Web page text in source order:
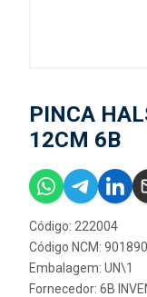
PINCA
12CM 6B
Código: 222004
Código NCM:
Embalagem: UN\1
Fornecedor: 6B